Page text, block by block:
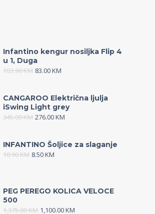
Infantino kengur nosiljka Flip 4
u 1, Duga
103.90KM 83.00KM
CANGAROO Električna ljulja
iSwing Light grey
345.00KM 276.00KM
INFANTINO Šoljice za slaganje
10.90KM 8.50KM
PEG PEREGO KOLICA VELOCE
500
1,375.00KM 1,100.00KM